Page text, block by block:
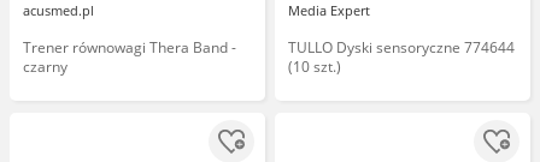
acusmed.pl
Trener równowagi Thera Band -
czarny
Media Expert
TULLO Dyski sensoryczne 774644
(10 szt.)